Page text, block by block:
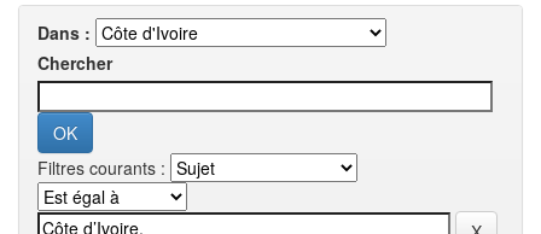
Dans :
Chercher
Filtres courants :